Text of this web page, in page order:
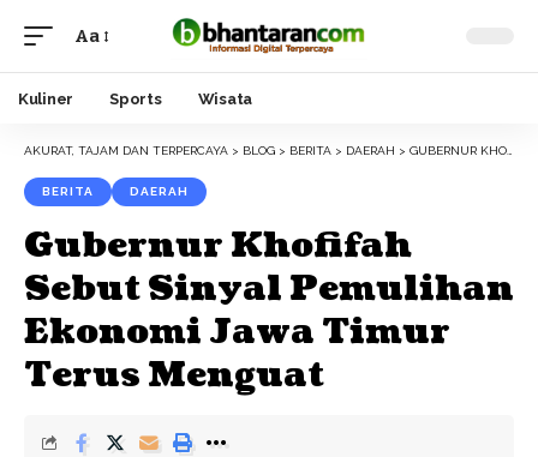
Font
Resizer
Aa
Kuliner Sports Wisata
AKURAT, TAJAM DAN TERPERCAYA > BLOG > BERITA > DAERAH > GUBERNUR KHOFIFAH SEBUT SINYAL PEMULIHAN EKONOMI JAWA TIMUR TERUS MENGUAT
BERITA DAERAH
Gubernur Khofifah
Sebut Sinyal Pemulihan
Ekonomi Jawa Timur
Terus Menguat